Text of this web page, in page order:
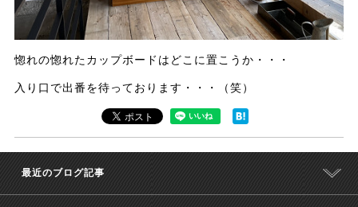
惚れの惚れたカップボードはどこに置こうか・・・
入り口で出番を待っております・・・（笑）
最近のブログ記事